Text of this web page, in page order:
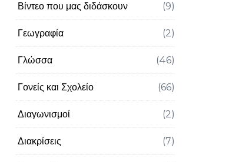
Βίντεο που μας διδάσκουν (9)
Γεωγραφία (2)
Γλώσσα (46)
Γονείς και Σχολείο (66)
Διαγωνισμοί (2)
Διακρίσεις (7)